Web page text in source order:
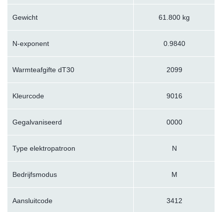
Gewicht 61.800 kg
N-exponent 0.9840
Warmteafgifte dT30 2099
Kleurcode 9016
Gegalvaniseerd 0000
Type elektropatroon N
Bedrijfsmodus M
Aansluitcode 3412